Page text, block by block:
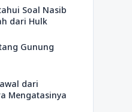
Soal Nasib
dari Hulk
Gunung
dari
Mengatasinya